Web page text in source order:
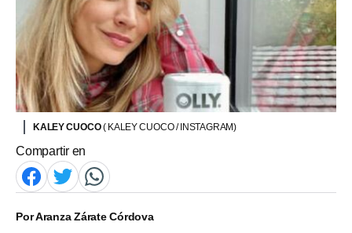
KALEY CUOCO( KALEY CUOCO / INSTAGRAM)
Compartir en
PorAranza Zárate Córdova